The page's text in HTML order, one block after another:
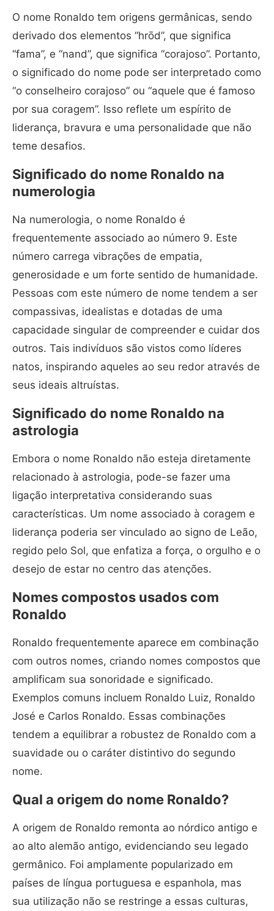
O nome Ronaldo tem origens germânicas, sendo
derivado dos elementos “hrōd”, que significa
“fama”, e “nand”, que significa “corajoso”. Portanto,
o significado do nome pode ser interpretado como
“o conselheiro corajoso” ou “aquele que é famoso
por sua coragem”. Isso reflete um espírito de
liderança, bravura e uma personalidade que não
teme desafios.
Significado do nome Ronaldo na
numerologia
Na numerologia, o nome Ronaldo é
frequentemente associado ao número 9. Este
número carrega vibrações de empatia,
generosidade e um forte sentido de humanidade.
Pessoas com este número de nome tendem a ser
compassivas, idealistas e dotadas de uma
capacidade singular de compreender e cuidar dos
outros. Tais indivíduos são vistos como líderes
natos, inspirando aqueles ao seu redor através de
seus ideais altruístas.
Significado do nome Ronaldo na
astrologia
Embora o nome Ronaldo não esteja diretamente
relacionado à astrologia, pode-se fazer uma
ligação interpretativa considerando suas
características. Um nome associado à coragem e
liderança poderia ser vinculado ao signo de Leão,
regido pelo Sol, que enfatiza a força, o orgulho e o
desejo de estar no centro das atenções.
Nomes compostos usados com
Ronaldo
Ronaldo frequentemente aparece em combinação
com outros nomes, criando nomes compostos que
amplificam sua sonoridade e significado.
Exemplos comuns incluem Ronaldo Luiz, Ronaldo
José e Carlos Ronaldo. Essas combinações
tendem a equilibrar a robustez de Ronaldo com a
suavidade ou o caráter distintivo do segundo
nome.
Qual a origem do nome Ronaldo?
A origem de Ronaldo remonta ao nórdico antigo e
ao alto alemão antigo, evidenciando seu legado
germânico. Foi amplamente popularizado em
países de língua portuguesa e espanhola, mas
sua utilização não se restringe a essas culturas,